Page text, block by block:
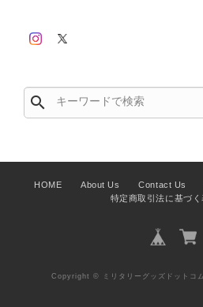
search
HOME About Us Contact Us
特定商取引法に基づく
Copyright © ミリタリーグッズドット